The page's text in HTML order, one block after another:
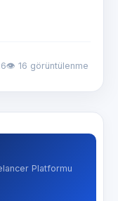
👁 16 görüntülenme
Platformu